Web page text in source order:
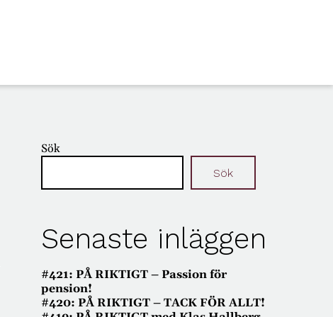
Sök
Sök
Senaste inläggen
#421: PÅ RIKTIGT – Passion för
pension!
#420: PÅ RIKTIGT – TACK FÖR ALLT!